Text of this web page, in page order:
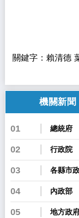
關鍵字：賴清德
機關新聞
01 總統府
02 行政院
03 各縣市
04 內政部
05 地方政